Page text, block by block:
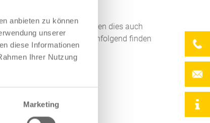
anbieten zu können
unserer
diese Informationen
Ihrer Nutzung
Marketing
sind Ihre Kunden und sollen dies auch
Kundenschutz zu. Nachfolgend finden
erhalten bleibt.